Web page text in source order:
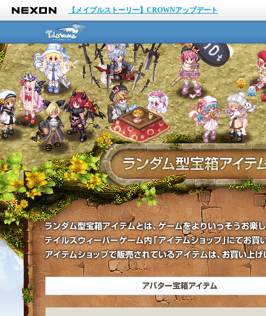
NEXON
【メイプルストーリー】CROWNアップデート
ランダム型宝箱アイテムとは、ゲームをよりいっそうお楽しみいただくた
アイテムショップで販売されているアイテムは、お買い上げいただかなく